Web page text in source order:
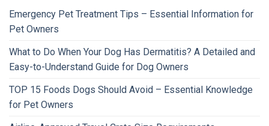
Emergency Pet Treatment Tips – Essential Information for
Pet Owners
What to Do When Your Dog Has Dermatitis? A Detailed and
Easy-to-Understand Guide for Dog Owners
TOP 15 Foods Dogs Should Avoid – Essential Knowledge
for Pet Owners